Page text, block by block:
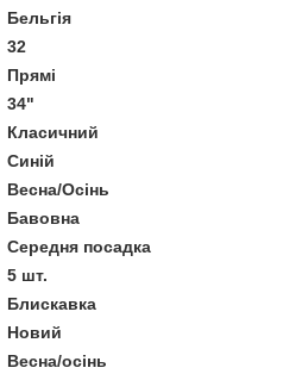
Бельгія
32
Прямі
34"
Класичний
Синій
Весна/Осінь
Бавовна
Середня посадка
5 шт.
Блискавка
Новий
Весна/осінь